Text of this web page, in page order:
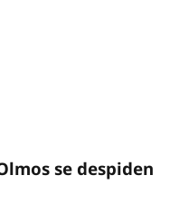
se despiden